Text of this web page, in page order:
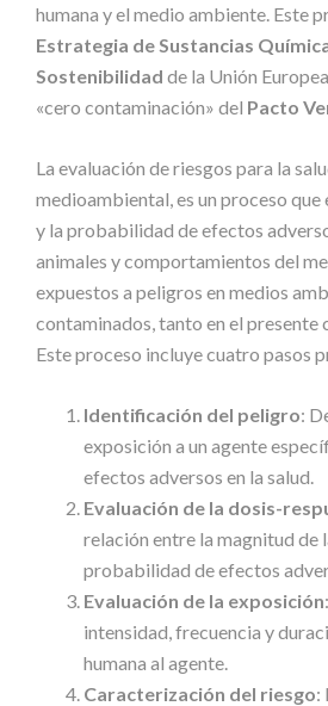
humana y el medio ambiente. Este
Estrategia de Sustancias
Sostenibilidad de la Unión
«cero contaminación» del Pacto
La evaluación de riesgos para la
medioambiental, es un proceso que
y la probabilidad de efectos
animales y comportamientos del
expuestos a peligros en medios
contaminados, tanto en el presente
Este proceso incluye cuatro pasos
Identificación del peligro:
exposición a un agente
efectos adversos en la salud.
Evaluación de la dosis-
relación entre la magnitud de
probabilidad de efectos
Evaluación de la exposición
intensidad, frecuencia y
humana al agente.
Caracterización del riesgo: